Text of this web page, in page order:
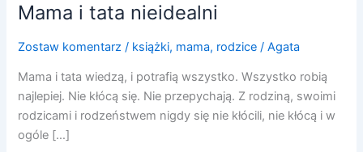
Mama i tata nieidealni
Zostaw komentarz / książki, mama, rodzice /Agata
Mama i tata wiedzą, i potrafią wszystko. Wszystko robią
najlepiej. Nie kłócą się. Nie przepychają. Z rodziną, swoimi
rodzicami i rodzeństwem nigdy się nie kłócili, nie kłócą i w
ogóle […]